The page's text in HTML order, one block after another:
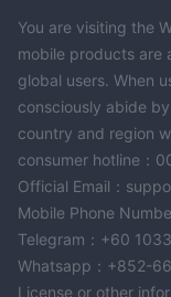
You are visiting the
mobile products are
global users. When
consciously abide
country and region
consumer hotline：
Official Email：
Mobile Phone
Telegram：+60
Whatsapp：+852-
License or other